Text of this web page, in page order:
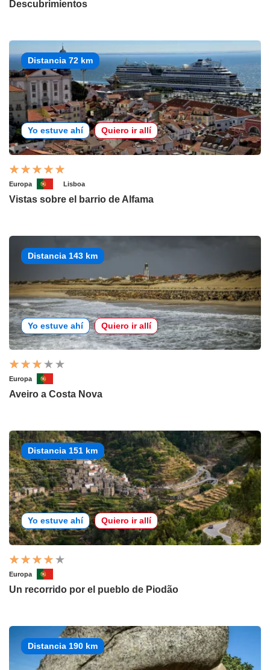
Descubrimientos
Distancia 72 km
Yo estuve ahí Quiero ir allí
Europa Lisboa
Vistas sobre el barrio de Alfama
Distancia 143 km
Yo estuve ahí Quiero ir allí
Europa
Aveiro a Costa Nova
Distancia 151 km
Yo estuve ahí Quiero ir allí
Europa
Un recorrido por el pueblo de Piodão
Distancia 190 km